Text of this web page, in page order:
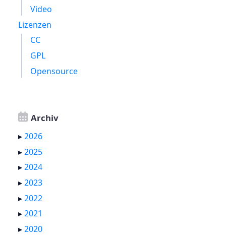
Video
Lizenzen
CC
GPL
Opensource
Archiv
▸2026
▸2025
▸2024
▸2023
▸2022
▸2021
▸2020